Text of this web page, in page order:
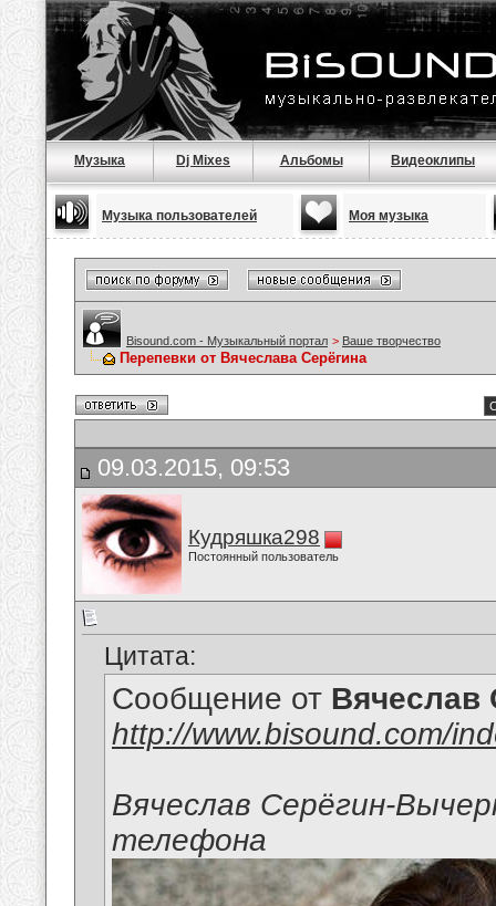
Музыка Dj Mixes Альбомы Видеоклипы
Музыка пользователей Моя музыка
Bisound.com - Музыкальный портал > Ваше творчество
Перепевки от Вячеслава Серёгина
09.03.2015, 09:53
Кудряшка298
Постоянный пользователь
Цитата:
Сообщение от Вячеслав
http://www.bisound.com/
Вячеслав Серёгин-
телефона